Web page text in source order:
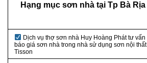
Hạng mục sơn nhà tại Tp Bà Rịa
Dịch vụ thợ sơn nhà Huy Hoàng Phát tư vấn
báo giá sơn nhà trong nhà sử dụng sơn nội thất
Tisson